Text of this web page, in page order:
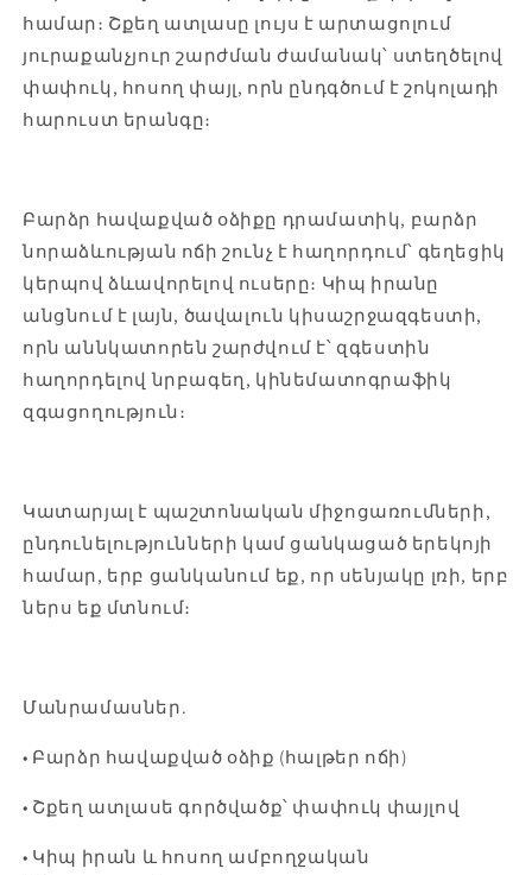
համար։ Շքեղ ատլասը լույս է արտացոլում
յուրաքանչյուր շարժման ժամանակ՝ ստեղծելով
փափուկ, հոսող փայլ, որն ընդգծում է շոկոլադի
հարուստ երանգը։
Բարձր հավաքված օձիքը դրամատիկ, բարձր
նորաձևության ոճի շունչ է հաղորդում՝ գեղեցիկ
կերպով ձևավորելով ուսերը։ Կիպ իրանը
անցնում է լայն, ծավալուն կիսաշրջազգեստի,
որն աննկատորեն շարժվում է՝ զգեստին
հաղորդելով նրբագեղ, կինեմատոգրաֆիկ
զգացողություն։
Կատարյալ է պաշտոնական միջոցառումների,
ընդունելությունների կամ ցանկացած երեկոյի
համար, երբ ցանկանում եք, որ սենյակը լռի, երբ
ներս եք մտնում։
Մանրամասներ.
• Բարձր հավաքված օձիք (հալթեր ոճի)
• Շքեղ ատլասե գործվածք՝ փափուկ փայլով
• Կիպ իրան և հոսող ամբողջական